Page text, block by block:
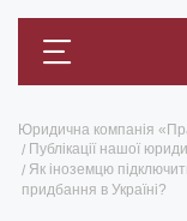
Юридична компанія
Публікації нашої
Як іноземцю
придбання в Україні?